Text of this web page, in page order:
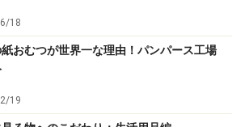
18
紙おむつが世界一な理由！パンパース工場
19